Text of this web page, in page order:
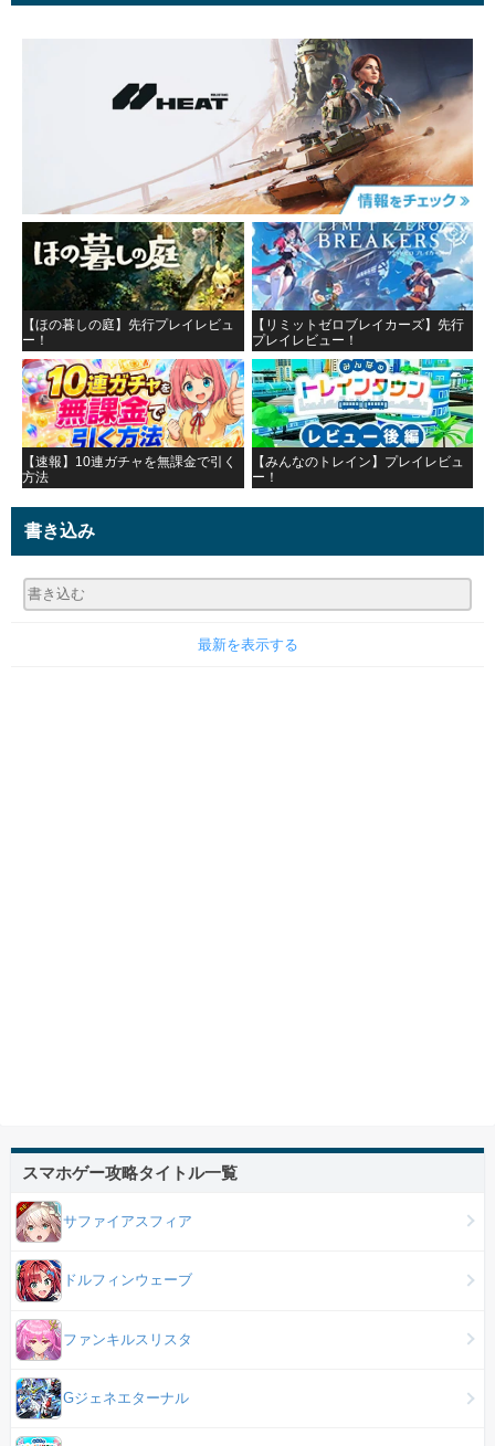
【ほの暮しの庭】先行プレイレビュ
ー！
【リミットゼロブレイカーズ】先行
プレイレビュー！
【速報】10連ガチャを無課金で引く
方法
【みんなのトレイン】プレイレビュ
ー！
書き込み
最新を表示する
スマホゲー攻略タイトル一覧
サファイアスフィア
ドルフィンウェーブ
ファンキルスリスタ
Gジェネエターナル